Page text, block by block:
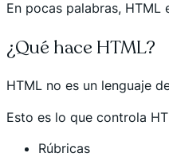
En pocas palabras,
¿Qué hace HTML?
HTML no es un lenguaje
Esto es lo que controla
Rúbricas